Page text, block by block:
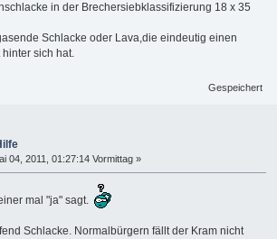
in der Brechersiebklassifizierung 18 x 35
Schlacke oder Lava,die eindeutig einen
hinter sich hat.
Gespeichert
04, 2011, 01:27:14 Vormittag »
mal "ja" sagt.
Schlacke. Normalbürgern fällt der Kram nicht